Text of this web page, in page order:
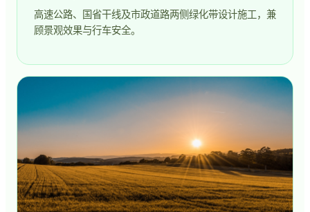
高速公路、国省干线及市政道路两侧绿化带设计施工，兼
顾景观效果与行车安全。